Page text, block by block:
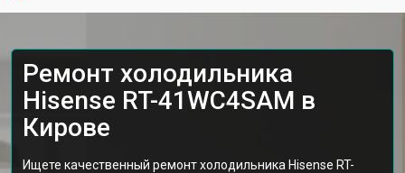
Ремонт холодильника
Hisense RT-41WC4SAM в
Кирове
Ищете качественный ремонт холодильника Hisense RT-